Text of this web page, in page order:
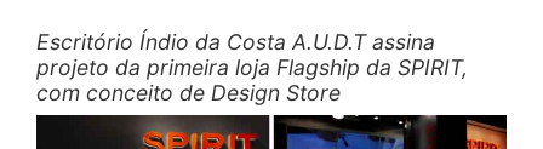
Escritório Índio da Costa A.U.D.T assina
projeto da primeira loja Flagship da SPIRIT,
com conceito de Design Store